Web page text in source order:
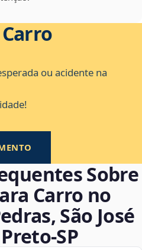
ou acidente na
Sobre
Carro no
São José